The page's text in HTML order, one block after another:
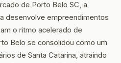
de Porto Belo SC, a
desenvolve empreendimentos
o ritmo acelerado de
Belo se consolidou como um
de Santa Catarina, atraindo